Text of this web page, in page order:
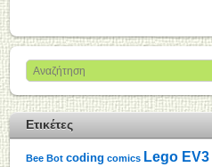
Ετικέτες
Bee Bot coding comics Lego EV3